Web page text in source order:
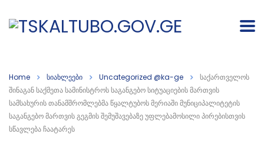
Home სიახლეები Uncategorized @ka-ge
საქართველოს
შინაგან საქმეთა სამინისტროს საგანგებო სიტუაციების მართვის
სამსახურის თანამშრომლებმა წყალტუბოს მერიაში მუნიციპალიტეტის
საგანგებო მართვის გეგმის შემუშავებაზე უფლებამოსილი პირებისთვის
სწავლება ჩაატარეს